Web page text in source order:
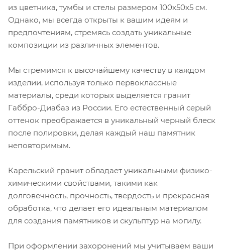
из цветника, тумбы и стелы размером 100х50х5 см.
Однако, мы всегда открыты к вашим идеям и
предпочтениям, стремясь создать уникальные
композиции из различных элементов.
Мы стремимся к высочайшему качеству в каждом
изделии, используя только первоклассные
материалы, среди которых выделяется гранит
Габбро-Диабаз из России. Его естественный серый
оттенок преображается в уникальный черный блеск
после полировки, делая каждый наш памятник
неповторимым.
Карельский гранит обладает уникальными физико-
химическими свойствами, такими как
долговечность, прочность, твердость и прекрасная
обработка, что делает его идеальным материалом
для создания памятников и скульптур на могилу.
При оформлении захоронений мы учитываем ваши